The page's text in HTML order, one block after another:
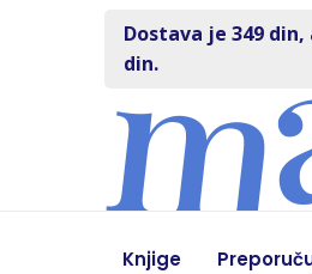
Dostava je 349
din.
Knjige